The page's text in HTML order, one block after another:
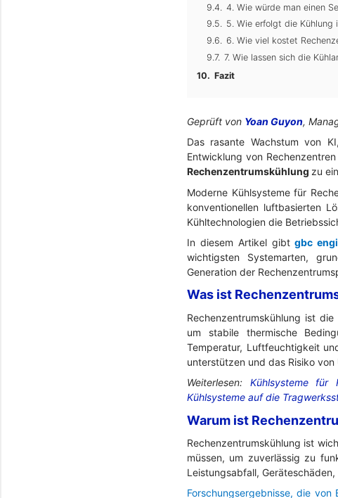
4. Wie würde man einen
5. Wie erfolgt die Kühlung
6. Wie viel kostet
7. Wie lassen sich die
Fazit
Geprüft von Yoan Guyon,
Das rasante Wachstum von
Entwicklung von
Rechenzentrumskühlung zu
Moderne Kühlsysteme für
konventionellen luftbasierten
Kühltechnologien die
In diesem Artikel gibtgbc
wichtigsten Systemarten,
Generation der
Was ist
Rechenzentrumskühlung ist
um stabile thermische
Temperatur, Luftfeuchtigkeit
unterstützen und das Risiko
Weiterlesen:
Kühlsysteme für
Kühlsysteme auf die
Warum ist
Rechenzentrumskühlung ist
müssen, um zuverlässig zu
Leistungsabfall,
Forschungsergebnisse, die von